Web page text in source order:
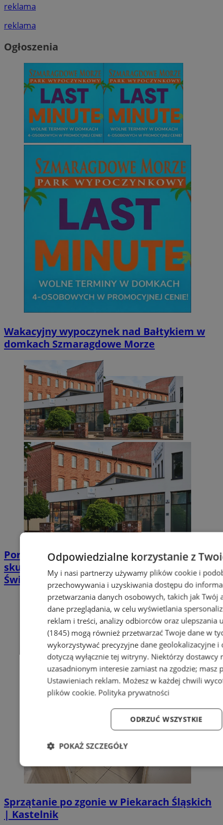
reklama
reklama
Ogłoszenia
Wakacyjny wypoczynek nad Bałtykiem w
domkach Szmaragdowe Morze
Poradnia leczenia ran przewlekłych -
skuteczna terapia trudno gojących się ran |
Świętochłowice
Sprzątanie po zgonie w Piekarach Śląskich
| Kastelnik
Odpowiedzialne korzystanie z
My i nasi partnerzy używamy plików cookie i
przechowywania i uzyskiwania dostępu do
przetwarzania danych osobowych, takich jak
dane przeglądania, w celu wyświetlania
reklam i treści, analizy odbiorców oraz ulepszania
(1845)mogą również przetwarzać Twoje dane w
wykorzystywać precyzyjne dane geolokalizacyjne
dotyczą wyłącznie tej witryny. Niektórzy dostawcy
uzasadnionym interesie zamiast na zgodzie; masz
Ustawieniach reklam. Możesz w każdej chwili
plików cookie. Polityka prywatności
ODRZUĆ WSZYSTKIE
POKAŻ SZCZEGÓŁY
Niezbędne Wydajność Targetowanie